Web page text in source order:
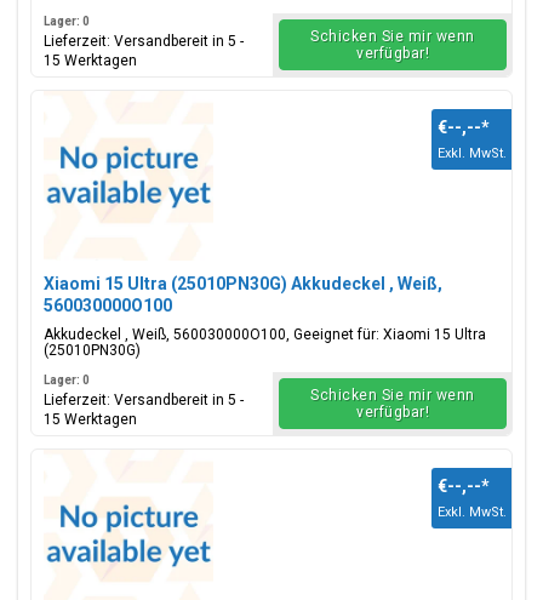
Lager: 0
Lieferzeit: Versandbereit in 5 -
15 Werktagen
Schicken Sie mir wenn
verfügbar!
Xiaomi 15 Ultra (25010PN30G) Akkudeckel , Weiß,
560030000O100
Akkudeckel , Weiß, 560030000O100, Geeignet für: Xiaomi 15 Ultra
(25010PN30G)
€--,--*
Exkl. MwSt.
Lager: 0
Lieferzeit: Versandbereit in 5 -
15 Werktagen
Schicken Sie mir wenn
verfügbar!
€--,--*
Exkl. MwSt.